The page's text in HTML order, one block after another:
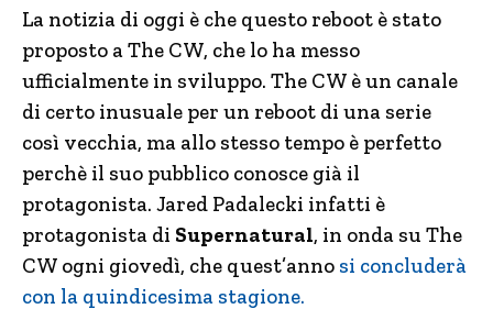
La notizia di oggi è che questo reboot è stato
proposto a The CW, che lo ha messo
ufficialmente in sviluppo. The CW è un canale
di certo inusuale per un reboot di una serie
così vecchia, ma allo stesso tempo è perfetto
perchè il suo pubblico conosce già il
protagonista. Jared Padalecki infatti è
protagonista di Supernatural, in onda su The
CW ogni giovedì, che quest’anno si concluderà
con la quindicesima stagione.